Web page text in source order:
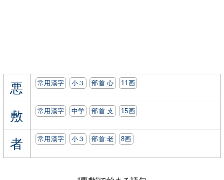
悪 常用漢字 小３ 部首:⼼ 11画
敷 常用漢字 中学 部首:⽁ 15画
者 常用漢字 小３ 部首:⽼ 8画